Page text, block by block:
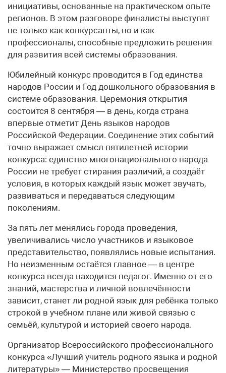
инициативы, основанные на практическом опыте
регионов. В этом разговоре финалисты выступят
не только как конкурсанты, но и как
профессионалы, способные предложить решения
для развития всей системы образования.
Юбилейный конкурс проводится в Год единства
народов России и Год дошкольного образования в
системе образования. Церемония открытия
состоится 8 сентября — в день, когда страна
впервые отметит День языков народов
Российской Федерации. Соединение этих событий
точно выражает смысл пятилетней истории
конкурса: единство многонационального народа
России не требует стирания различий, а создаёт
условия, в которых каждый язык может звучать,
развиваться и передаваться следующим
поколениям.
За пять лет менялись города проведения,
увеличивались число участников и языковое
представительство, появлялись новые испытания.
Но неизменным остаётся главное — в центре
конкурса всегда находится педагог. Именно от его
знаний, мастерства и личной вовлечённости
зависит, станет ли родной язык для ребёнка только
строкой в учебном плане или живой связью с
семьёй, культурой и историей своего народа.
Организатор Всероссийского профессионального
конкурса «Лучший учитель родного языка и родной
литературы» — Министерство просвещения